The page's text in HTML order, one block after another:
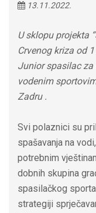
13.11.2022.
U sklopu projekta
Crvenog kriza od
Junior spasilac za
vodenim
Zadru .
Svi polaznici su
spašavanja na
potrebnim
dobnih skupina
spasilačkog
strategiji